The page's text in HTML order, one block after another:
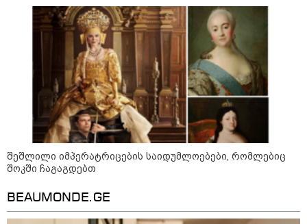
შეშლილი იმპერატრიცების საიდუმლოებები, რომლებიც
შოკში ჩაგაგდებთ
BEAUMONDE.GE